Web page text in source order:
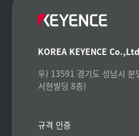
KOREA KEYENCE
우) 13591 경기도 성남시 분
서현빌딩 8층)
규격 인증